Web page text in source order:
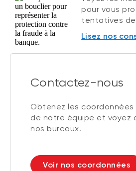
pour vous
tentatives
Lisez nos
Contactez-nous
Obtenez les coordonnées
de notre équipe et voyez
nos bureaux.
Voir nos coordonnées